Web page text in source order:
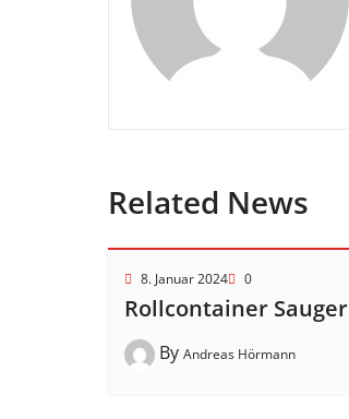
Related News
8. Januar 2024 0
Rollcontainer Sauger
By Andreas Hörmann